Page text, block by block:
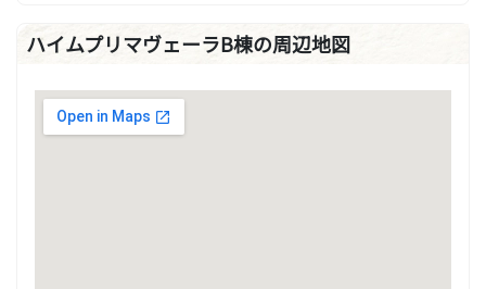
ハイムプリマヴェーラB棟の周辺地図